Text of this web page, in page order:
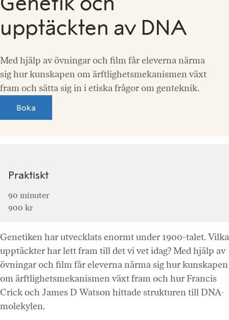
upptäckten av DNA
Med hjälp av övningar och film får eleverna närma
sig hur kunskapen om ärftlighetsmekanismen växt
fram och sätta sig in i etiska frågor om genteknik.
Boka
Praktiskt
90 minuter
900 kr
Genetiken har utvecklats enormt under 1900-talet. Vilka
upptäckter har lett fram till det vi vet idag? Med hjälp av
övningar och film får eleverna närma sig hur kunskapen
om ärftlighetsmekanismen växt fram och hur Francis
Crick och James D Watson hittade strukturen till DNA-
molekylen.